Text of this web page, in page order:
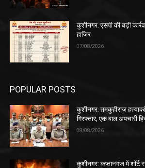
कुशीनगर: एसपी की बड़ी
हाजिर
07/08/2026
POPULAR POSTS
कुशीनगर: तमकुहीराज
गिरफ्तार, एक बाल अपचारी
08/08/2026
कुशीनगर: कप्तानगंज में शॉर्ट